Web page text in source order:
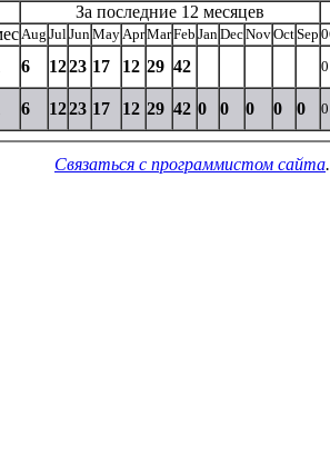
За последние 12 месяцев
Aug Jul Jun May AprMarFeb Jan DecNovOctSep
6 1223 17 12 29 42 0
6 1223 17 12 29 42 0 0 0 0 0 0
Связаться с программистом сайта.